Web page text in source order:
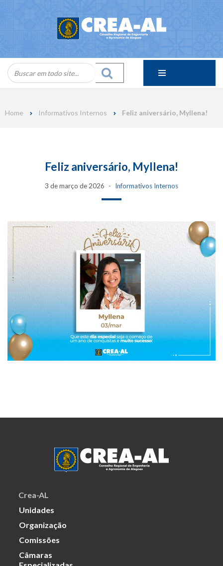
Home Informativos Internos Feliz aniversário, Myllena!
Feliz aniversário, Myllena!
3 de março de 2026 Informativos Internos
Crea-AL
Unidades
Organização
Comissões
Câmaras